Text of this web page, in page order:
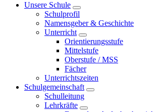
Unsere Schule
Schulprofil
Namensgeber & Geschichte
Unterricht
Orientierungsstufe
Mittelstufe
Oberstufe / MSS
Fächer
Unterrichtszeiten
Schulgemeinschaft
Schulleitung
Lehrkräfte